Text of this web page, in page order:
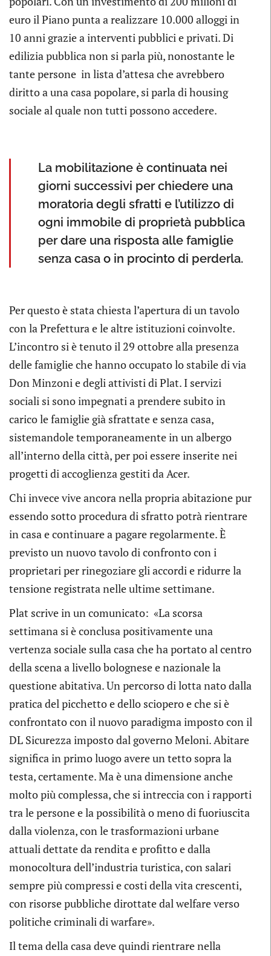
euro il Piano punta a realizzare 10.000 alloggi in
10 anni grazie a interventi pubblici e privati. Di
edilizia pubblica non si parla più, nonostante le
tante persone in lista d’attesa che avrebbero
diritto a una casa popolare, si parla di housing
sociale al quale non tutti possono accedere.
La mobilitazione è continuata nei
giorni successivi per chiedere una
moratoria degli sfratti e l’utilizzo di
ogni immobile di proprietà pubblica
per dare una risposta alle famiglie
senza casa o in procinto di perderla.
Per questo è stata chiesta l’apertura di un tavolo
con la Prefettura e le altre istituzioni coinvolte.
L’incontro si è tenuto il 29 ottobre alla presenza
delle famiglie che hanno occupato lo stabile di via
Don Minzoni e degli attivisti di Plat. I servizi
sociali si sono impegnati a prendere subito in
carico le famiglie già sfrattate e senza casa,
sistemandole temporaneamente in un albergo
all’interno della città, per poi essere inserite nei
progetti di accoglienza gestiti da Acer.
Chi invece vive ancora nella propria abitazione pur
essendo sotto procedura di sfratto potrà rientrare
in casa e continuare a pagare regolarmente. È
previsto un nuovo tavolo di confronto con i
proprietari per rinegoziare gli accordi e ridurre la
tensione registrata nelle ultime settimane.
Plat scrive in un comunicato: «La scorsa
settimana si è conclusa positivamente una
vertenza sociale sulla casa che ha portato al centro
della scena a livello bolognese e nazionale la
questione abitativa. Un percorso di lotta nato dalla
pratica del picchetto e dello sciopero e che si è
confrontato con il nuovo paradigma imposto con il
DL Sicurezza imposto dal governo Meloni. Abitare
significa in primo luogo avere un tetto sopra la
testa, certamente. Ma è una dimensione anche
molto più complessa, che si intreccia con i rapporti
tra le persone e la possibilità o meno di fuoriuscita
dalla violenza, con le trasformazioni urbane
attuali dettate da rendita e profitto e dalla
monocoltura dell’industria turistica, con salari
sempre più compressi e costi della vita crescenti,
con risorse pubbliche dirottate dal welfare verso
politiche criminali di warfare».
Il tema della casa deve quindi rientrare nella